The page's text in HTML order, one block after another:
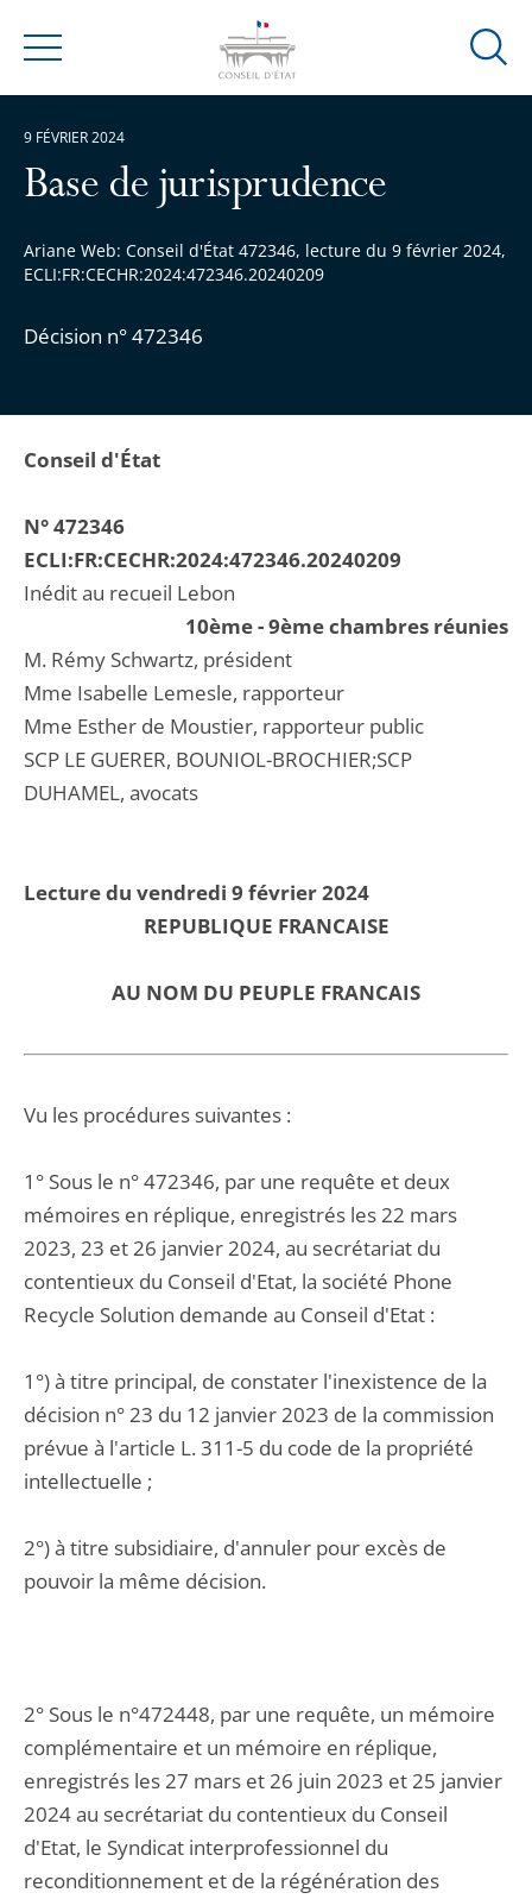
Menu
Ouvrir
Base de jurisprudence
Ariane Web: Conseil d'État 472346, lecture du 9 février 2024,
ECLI:FR:CECHR:2024:472346.20240209
Décision n° 472346
9 FÉVRIER 2024
Conseil d'État
N° 472346
ECLI:FR:CECHR:2024:472346.20240209
Inédit au recueil Lebon
10ème - 9ème chambres réunies
M. Rémy Schwartz, président
Mme Isabelle Lemesle, rapporteur
Mme Esther de Moustier, rapporteur public
SCP LE GUERER, BOUNIOL-BROCHIER;SCP
DUHAMEL, avocats
Lecture du vendredi 9 février 2024
REPUBLIQUE FRANCAISE
AU NOM DU PEUPLE FRANCAIS
Vu les procédures suivantes :
1° Sous le n° 472346, par une requête et deux
mémoires en réplique, enregistrés les 22 mars
2023, 23 et 26 janvier 2024, au secrétariat du
contentieux du Conseil d'Etat, la société Phone
Recycle Solution demande au Conseil d'Etat :
1°) à titre principal, de constater l'inexistence de la
décision n° 23 du 12 janvier 2023 de la commission
prévue à l'article L. 311-5 du code de la propriété
intellectuelle ;
2°) à titre subsidiaire, d'annuler pour excès de
pouvoir la même décision.
2° Sous le n°472448, par une requête, un mémoire
complémentaire et un mémoire en réplique,
enregistrés les 27 mars et 26 juin 2023 et 25 janvier
2024 au secrétariat du contentieux du Conseil
d'Etat, le Syndicat interprofessionnel du
reconditionnement et de la régénération des